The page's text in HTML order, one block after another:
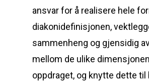
ansvar for å realisere hele
diakonidefinisjonen,
sammenheng og gjensidig
mellom de ulike
oppdraget, og knytte dette